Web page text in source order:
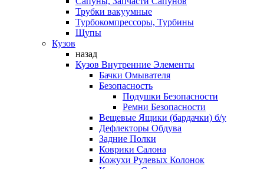
Трубки вакуумные
Турбокомпрессоры, Турбины
Щупы
Кузов
назад
Кузов Внутренние Элементы
Бачки Омывателя
Безопасность
Подушки Безопасности
Ремни Безопасности
Вещевые Ящики (бардачки) б/у
Дефлекторы Обдува
Задние Полки
Коврики Салона
Кожухи Рулевых Колонок